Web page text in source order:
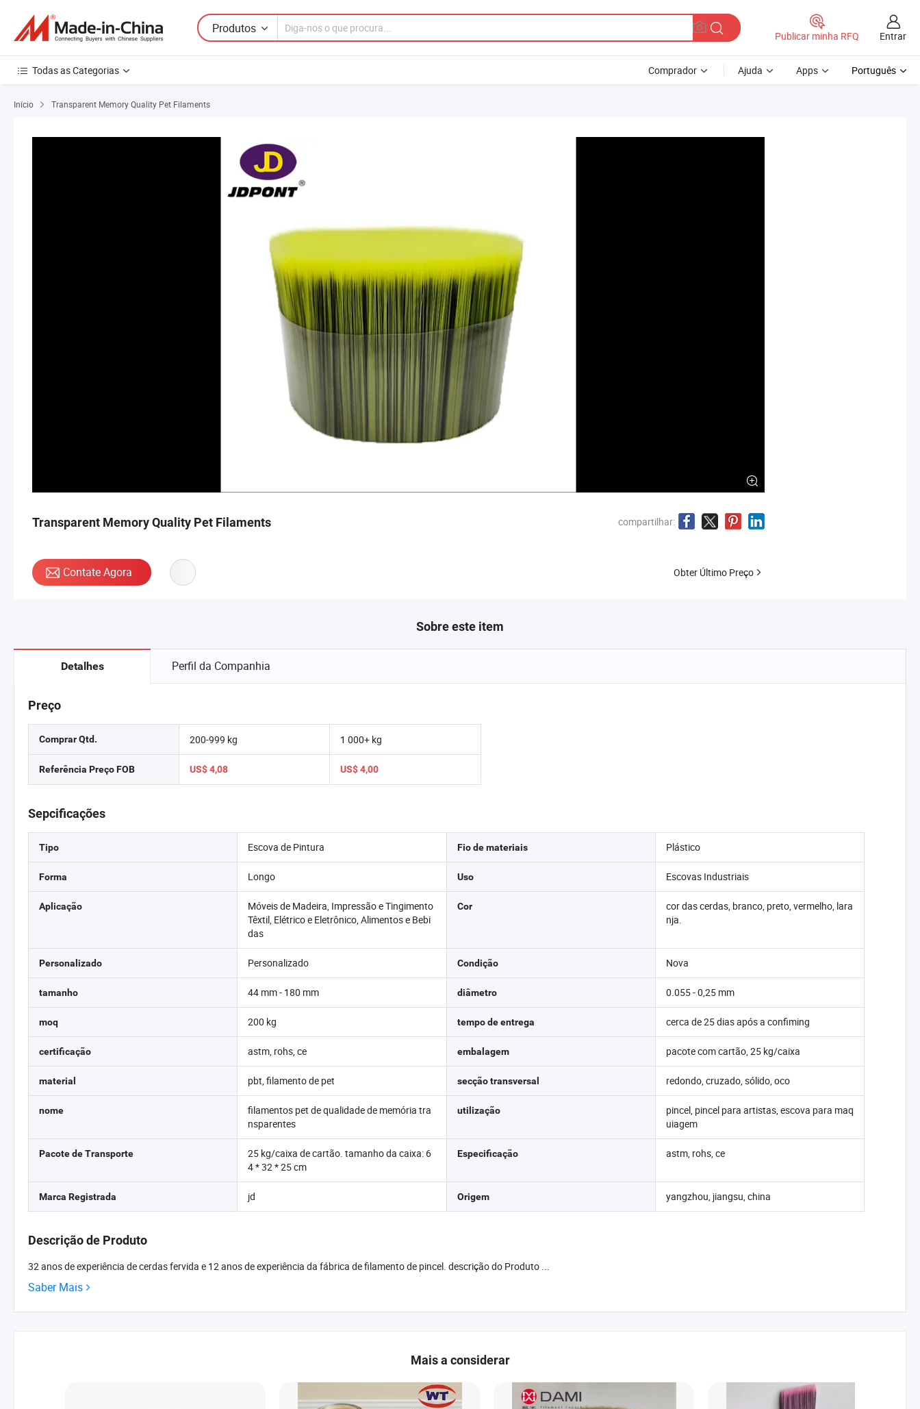
Produtos
Publicar minha RFQ Entrar
Todas as Categorias Comprador Ajuda Apps Português
Início Transparent Memory Quality Pet Filaments
Transparent Memory Quality Pet Filaments compartilhar:
Contate Agora Obter Último Preço
Sobre este item
Detalhes Perfil da Companhia
Preço
Comprar Qtd.
Referência Preço FOB
200-999 kg
US$ 4,08
1 000+ kg
US$ 4,00
Sepcificações
Tipo Escova de Pintura Fio de materiais Plástico
Forma Longo Uso Escovas Industriais
Aplicação
Móveis de Madeira, Impressão e Tingimento
Têxtil, Elétrico e Eletrônico, Alimentos e Bebi
das
Cor
cor das cerdas, branco, preto, vermelho, lara
nja.
Personalizado Personalizado Condição Nova
tamanho 44 mm - 180 mm diâmetro 0.055 - 0,25 mm
moq 200 kg tempo de entrega cerca de 25 dias após a confiming
certificação astm, rohs, ce embalagem pacote com cartão, 25 kg/caixa
material pbt, filamento de pet secção transversal redondo, cruzado, sólido, oco
nome
filamentos pet de qualidade de memória tra
nsparentes
utilização
pincel, pincel para artistas, escova para maq
uiagem
Pacote de Transporte
25 kg/caixa de cartão. tamanho da caixa: 6
4 * 32 * 25 cm
Especificação astm, rohs, ce
Marca Registrada jd Origem yangzhou, jiangsu, china
Descrição de Produto
32 anos de experiência de cerdas fervida e 12 anos de experiência da fábrica de filamento de pincel. descrição do Produto ...
Saber Mais
Mais a considerar